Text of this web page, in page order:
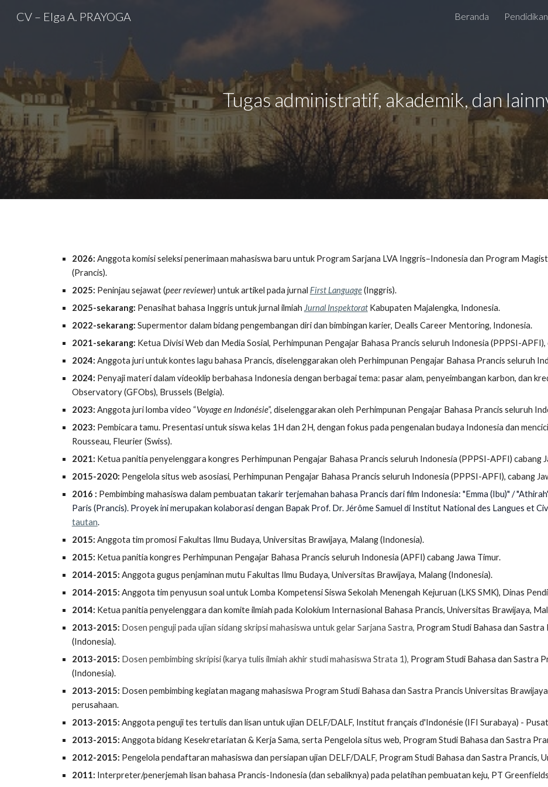
Skip to navigation
CV – Elga A. PRAYOGA Beranda Pendidikan
Tugas administratif, akademik, dan
2026: Anggota komisi seleksi penerimaan mahasiswa baru untuk Program Sarjana LVA Inggris–Indonesia dan Program
(Prancis).
2025: Peninjau sejawat (peer reviewer) untuk artikel pada jurnal First Language(Inggris).
2025-sekarang: Penasihat bahasa Inggris untuk jurnal ilmiah Jurnal InspektoratKabupaten Majalengka, Indonesia.
2022-sekarang: Supermentor dalam bidang pengembangan diri dan bimbingan karier, Dealls Career Mentoring, Indonesia.
2021-sekarang: Ketua Divisi Web dan Media Sosial, Perhimpunan Pengajar Bahasa Prancis seluruh Indonesia (PPPSI-APFI),
2024: Anggota juri untuk kontes lagu bahasa Prancis, diselenggarakan oleh Perhimpunan Pengajar Bahasa Prancis seluruh
2024: Penyaji materi dalam videoklip berbahasa Indonesia dengan berbagai tema: pasar alam, penyeimbangan karbon, dan
Observatory (GFObs), Brussels (Belgia).
2023: Anggota juri lomba video “Voyage en Indonésie”, diselenggarakan oleh Perhimpunan Pengajar Bahasa Prancis seluruh
2023: Pembicara tamu. Presentasi untuk siswa kelas 1H dan 2H, dengan fokus pada pengenalan budaya Indonesia dan
Rousseau, Fleurier (Swiss).
2021: Ketua panitia penyelenggara kongres Perhimpunan Pengajar Bahasa Prancis seluruh Indonesia (PPPSI-APFI) cabang
2015-2020: Pengelola situs web asosiasi, Perhimpunan Pengajar Bahasa Prancis seluruh Indonesia (PPPSI-APFI), cabang
2016 : Pembimbingmahasiswa dalam pembuatan takarir terjemahan bahasa Prancis dari film Indonesia: "Emma (Ibu)" /
Paris (Prancis). Proyek ini merupakan kolaborasi dengan Bapak Prof. Dr. Jérôme Samuel di Institut National des Langues et
tautan.
2015: Anggota tim promosi Fakultas Ilmu Budaya, Universitas Brawijaya, Malang (Indonesia).
2015: Ketua panitia kongres Perhimpunan Pengajar Bahasa Prancis seluruh Indonesia (APFI) cabang Jawa Timur.
2014-2015: Anggota gugus penjaminan mutu Fakultas Ilmu Budaya, Universitas Brawijaya, Malang (Indonesia).
2014-2015: Anggota tim penyusun soal untuk Lomba Kompetensi Siswa Sekolah Menengah Kejuruan (LKS SMK), Dinas
2014: Ketua panitia penyelenggara dan komite ilmiah pada Kolokium Internasional Bahasa Prancis, Universitas Brawijaya,
2013-2015: Dosen pengujipada ujian sidang skripsi mahasiswa untuk gelar Sarjana Sastra, Program Studi Bahasa dan
(Indonesia).
2013-2015: Dosen pembimbing skripisi (karya tulis ilmiah akhir studi mahasiswa Strata 1), Program Studi Bahasa dan Sastra
(Indonesia).
2013-2015: Dosen pembimbing kegiatan magang mahasiswa Program Studi Bahasa dan Sastra Prancis Universitas
perusahaan.
2013-2015: Anggota penguji tes tertulis dan lisan untuk ujian DELF/DALF, Institut français d'Indonésie (IFI Surabaya) -
2013-2015: Anggota bidang Kesekretariatan & Kerja Sama, serta Pengelola situs web, Program Studi Bahasa dan Sastra
2012-2015: Pengelola pendaftaran mahasiswa dan persiapan ujian DELF/DALF, Program Studi Bahasa dan Sastra Prancis,
2011: Interpreter/penerjemah lisan bahasa Prancis-Indonesia (dan sebaliknya) pada pelatihan pembuatan keju, PT